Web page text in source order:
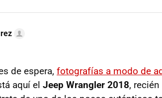
de espera, fotografías a modo de
aquí el Jeep Wrangler 2018,